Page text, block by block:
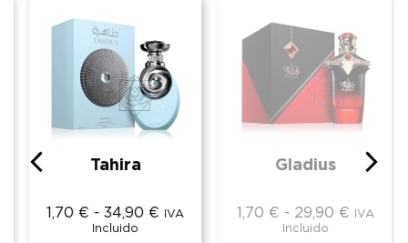
Tahira
1,70€ - 34,90€ IVA
Incluido
Gladius
1,70€ - 29,90€ IVA
Incluido